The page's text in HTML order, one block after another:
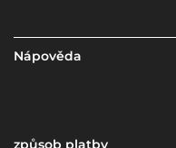
Nápověda
způsob platby